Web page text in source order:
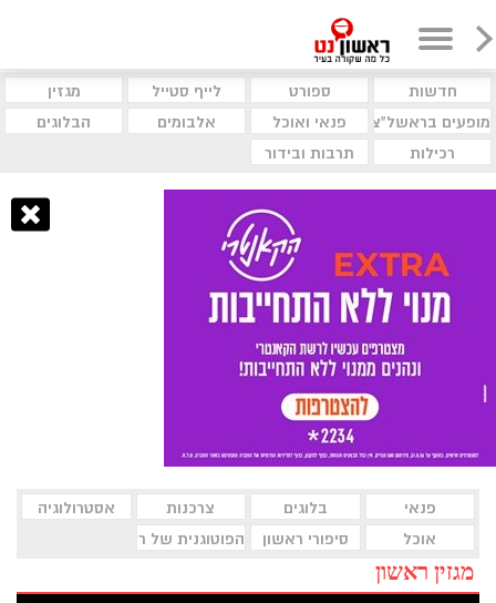
חדשות ספורט לייף סטייל
מגזין
מופעים בראשל"צ
פנאי ואוכל אלבומים
הבלוגים
רכילות
תרבות ובידור
פנאי בלוגים צרכנות
אסטרולוגיה
אוכל
סיפורי ראשון הפוטוגנית של ראשון לציון
מגזין ראשון